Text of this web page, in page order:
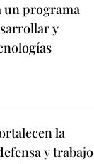
un programa
y
la
y trabajo